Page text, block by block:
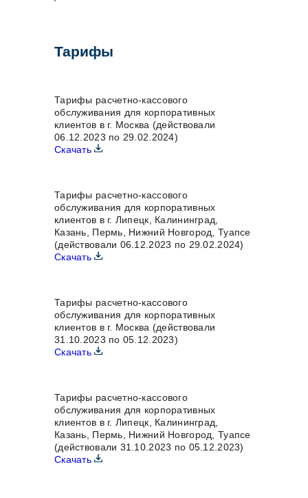
Тарифы
Тарифы расчетно-кассового
обслуживания для корпоративных
клиентов в г. Москва (действовали
06.12.2023 по 29.02.2024)
Скачать
Тарифы расчетно-кассового
обслуживания для корпоративных
клиентов в г. Липецк, Калининград,
Казань, Пермь, Нижний Новгород, Туапсе
(действовали 06.12.2023 по 29.02.2024)
Скачать
Тарифы расчетно-кассового
обслуживания для корпоративных
клиентов в г. Москва (действовали
31.10.2023 по 05.12.2023)
Скачать
Тарифы расчетно-кассового
обслуживания для корпоративных
клиентов в г. Липецк, Калининград,
Казань, Пермь, Нижний Новгород, Туапсе
(действовали 31.10.2023 по 05.12.2023)
Скачать